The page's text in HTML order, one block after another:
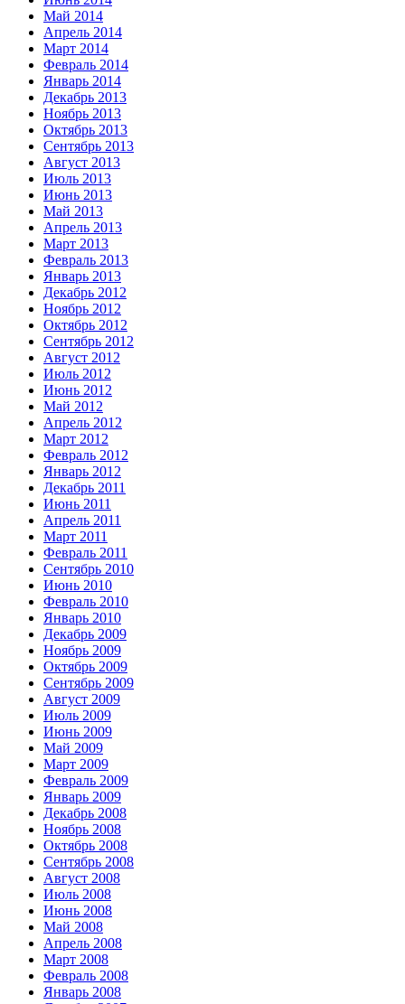
Май 2014
Апрель 2014
Март 2014
Февраль 2014
Январь 2014
Декабрь 2013
Ноябрь 2013
Октябрь 2013
Сентябрь 2013
Август 2013
Июль 2013
Июнь 2013
Май 2013
Апрель 2013
Март 2013
Февраль 2013
Январь 2013
Декабрь 2012
Ноябрь 2012
Октябрь 2012
Сентябрь 2012
Август 2012
Июль 2012
Июнь 2012
Май 2012
Апрель 2012
Март 2012
Февраль 2012
Январь 2012
Декабрь 2011
Июнь 2011
Апрель 2011
Март 2011
Февраль 2011
Сентябрь 2010
Июнь 2010
Февраль 2010
Январь 2010
Декабрь 2009
Ноябрь 2009
Октябрь 2009
Сентябрь 2009
Август 2009
Июль 2009
Июнь 2009
Май 2009
Март 2009
Февраль 2009
Январь 2009
Декабрь 2008
Ноябрь 2008
Октябрь 2008
Сентябрь 2008
Август 2008
Июль 2008
Июнь 2008
Май 2008
Апрель 2008
Март 2008
Февраль 2008
Январь 2008